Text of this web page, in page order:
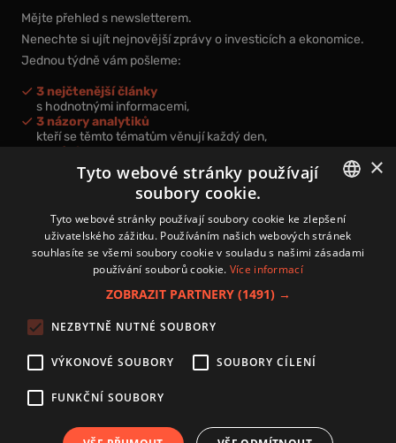
Mějte přehled s newsletterem.
Nenechte si ujít nejnovější zprávy o investicích a ekonomice.
Jednou týdně vám pošleme:
3 nejčtenější články
s hodnotnými informacemi,
3 názory analytiků
kteří se těmto tématům věnují každý den,
nová videa a podcasty
k prohloubení vašich znalostí.
Přihlášením k newsletteru vyjadřujete svůj souhlas spodmínkami
zpracování osobních údajů.
Zásady používání souborů cookies
Autoři
Nastavení cookies
CZECH
×
Tyto webové stránky používají
soubory cookie.
Tyto webové stránky používají soubory cookie ke zlepšení
uživatelského zážitku. Používáním našich webových stránek
souhlasíte se všemi soubory cookie v souladu s našimi zásadami
používání souborů cookie. Více informací
ZOBRAZIT PARTNERY (1491) →
NEZBYTNĚ NUTNÉ SOUBORY
VÝKONOVÉ SOUBORY SOUBORY CÍLENÍ
FUNKČNÍ SOUBORY